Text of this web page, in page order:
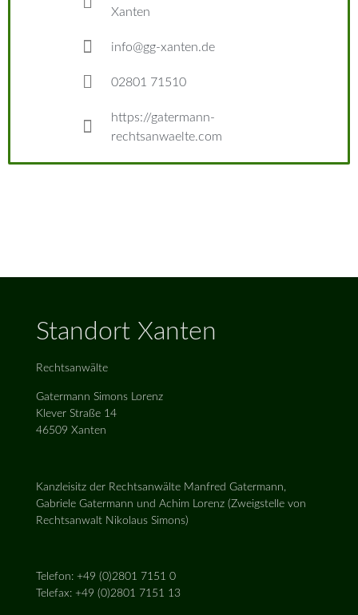
Xanten
info@gg-xanten.de
02801 71510
https://gatermann-
rechtsanwaelte.com
Standort Xanten
Rechtsanwälte
Gatermann Simons Lorenz
Klever Straße 14
46509 Xanten
Kanzleisitz der Rechtsanwälte Manfred Gatermann,
Gabriele Gatermann und Achim Lorenz (Zweigstelle von
Rechtsanwalt Nikolaus Simons)
Telefon: +49 (0)2801 7151 0
Telefax: +49 (0)2801 7151 13